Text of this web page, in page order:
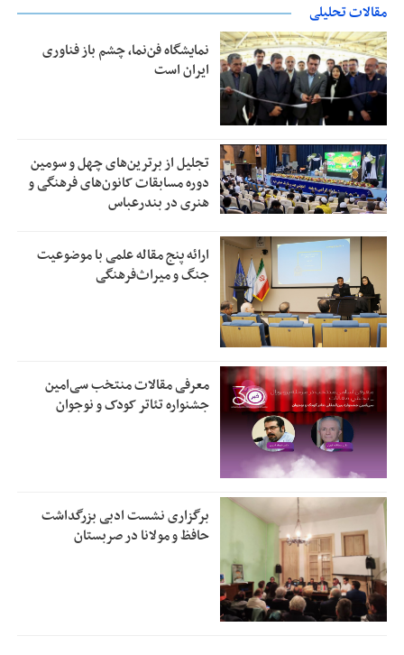
مقالات تحلیلی
نمایشگاه فن‌نما، چشم باز فناوری
ایران است
تجلیل از بر‌ترین‌های چهل و سومین
دوره مسابقات کانون‌های فرهنگی و
هنری در بندرعباس
ارائه پنج مقاله علمی با موضوعیت
جنگ و میراث‌فرهنگی
معرفی مقالات منتخب سی‌امین
جشنواره تئاتر کودک و نوجوان
برگزاری نشست ادبی بزرگداشت
حافظ و مولانا در صربستان